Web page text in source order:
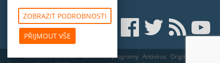
ZOBRAZIT PODROBNOSTI
PŘIJMOUT VŠE
Antivirové Centrum - antivirové programy Antivirus Originální